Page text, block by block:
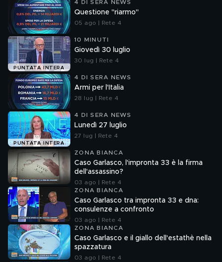
4 DI SERA NEWS
Questione "riarmo"
05 ago | Rete 4
PUNTATA INTERA
10 MINUTI
Giovedì 30 luglio
30 lug | Rete 4
4 DI SERA NEWS
Armi per l'Italia
28 lug | Rete 4
PUNTATA INTERA
4 DI SERA NEWS
Lunedì 27 luglio
27 lug | Rete 4
ZONA BIANCA
Caso Garlasco, l'impronta 33 è la firma
dell'assassino?
03 ago | Rete 4
ZONA BIANCA
Caso Garlasco tra impronta 33 e dna:
consulenze a confronto
03 ago | Rete 4
ZONA BIANCA
Caso Garlasco e il giallo dell'estathè nella
spazzatura
03 ago | Rete 4